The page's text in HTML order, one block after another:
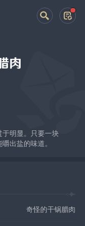
肉
明显。只要一块
出盐的味道。
奇怪的干锅腊肉